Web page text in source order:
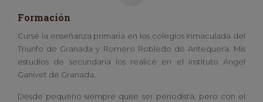
Formación
Cursé la enseñanza primaria en los colegios Inmaculada del
Triunfo de Granada y Romero Robledo de Antequera. Mis
estudios de secundaria los realicé en el Instituto Ángel
Ganivet de Granada.
Desde pequeño siempre quise ser periodista, pero con el